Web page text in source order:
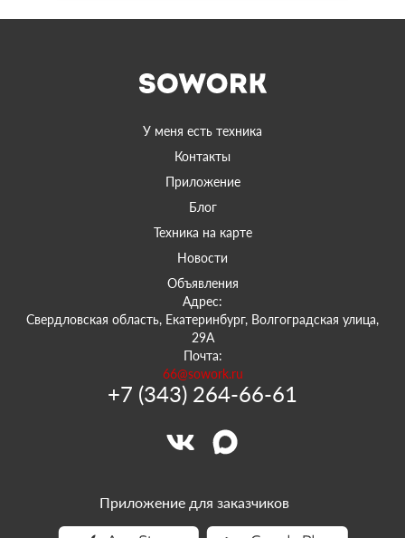
У меня есть техника
Контакты
Приложение
Блог
Техника на карте
Новости
Объявления
Адрес:
Свердловская область, Екатеринбург, Волгоградская улица,
29А
Почта:
66@sowork.ru
+7 (343) 264-66-61
Приложение для заказчиков